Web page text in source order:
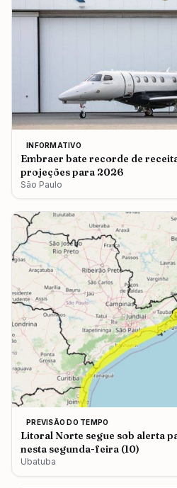
INFORMATIVO
Embraer bate recorde de
projeções para 2026
São Paulo
PREVISÃO DO TEMPO
Litoral Norte segue sob alerta
nesta segunda-feira (10)
Ubatuba